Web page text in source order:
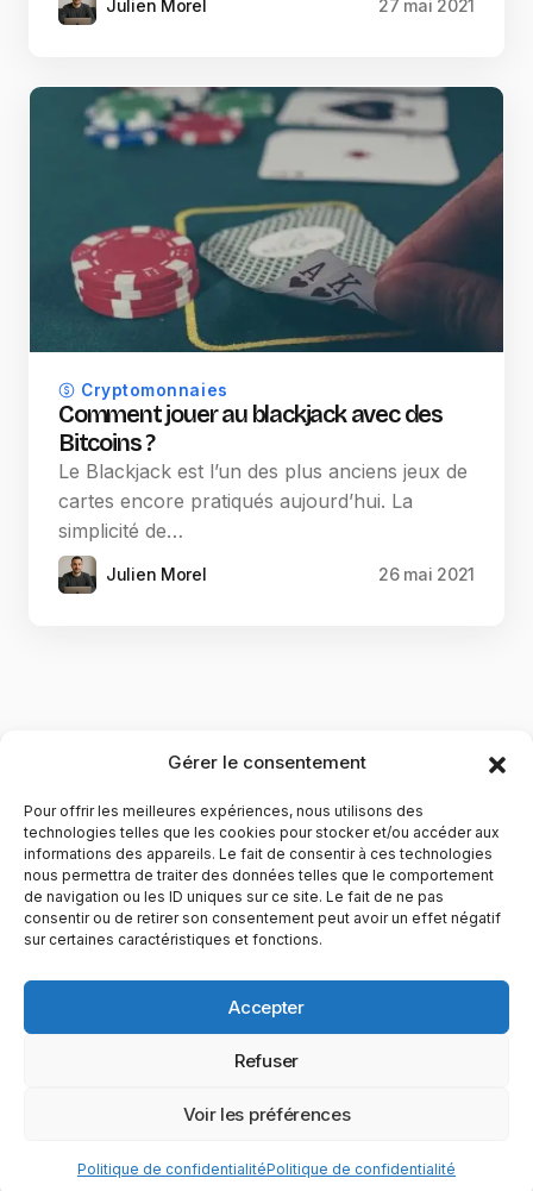
Gérer le consentement
Pour offrir les meilleures expériences, nous utilisons des
technologies telles que les cookies pour stocker et/ou accéder aux
informations des appareils. Le fait de consentir à ces technologies
nous permettra de traiter des données telles que le comportement
de navigation ou les ID uniques sur ce site. Le fait de ne pas
consentir ou de retirer son consentement peut avoir un effet négatif
sur certaines caractéristiques et fonctions.
Accepter
Refuser
Voir les préférences
Politique de confidentialitéPolitique de confidentialité
Julien Morel 27 mai 2021
Cryptomonnaies
Comment jouer au blackjack avec des
Bitcoins ?
Le Blackjack est l’un des plus anciens jeux de
cartes encore pratiqués aujourd’hui. La
simplicité de…
Julien Morel 26 mai 2021
YubiGeek est un média français dédié aux nouvelles
technologies, à la culture geek et au numérique. Fondé par
du web, du gaming et de la science, avec une approche
© 2025 YubiGeek. Tous droits réservés.